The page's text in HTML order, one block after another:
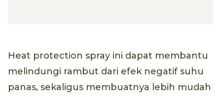
Heat protection spray ini dapat membantu
melindungi rambut dari efek negatif suhu
panas, sekaligus membuatnya lebih mudah